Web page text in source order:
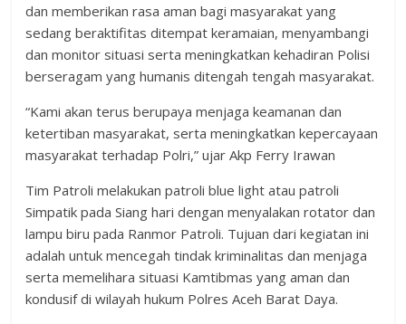
dan memberikan rasa aman bagi masyarakat yang
sedang beraktifitas ditempat keramaian, menyambangi
dan monitor situasi serta meningkatkan kehadiran Polisi
berseragam yang humanis ditengah tengah masyarakat.
“Kami akan terus berupaya menjaga keamanan dan
ketertiban masyarakat, serta meningkatkan kepercayaan
masyarakat terhadap Polri,” ujar Akp Ferry Irawan
Tim Patroli melakukan patroli blue light atau patroli
Simpatik pada Siang hari dengan menyalakan rotator dan
lampu biru pada Ranmor Patroli. Tujuan dari kegiatan ini
adalah untuk mencegah tindak kriminalitas dan menjaga
serta memelihara situasi Kamtibmas yang aman dan
kondusif di wilayah hukum Polres Aceh Barat Daya.